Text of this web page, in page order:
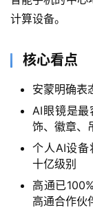
计算设备。
核心看点
安蒙明确表
AI眼镜是
饰、徽章、
个人AI设
十亿级别
高通已
高通合作伙